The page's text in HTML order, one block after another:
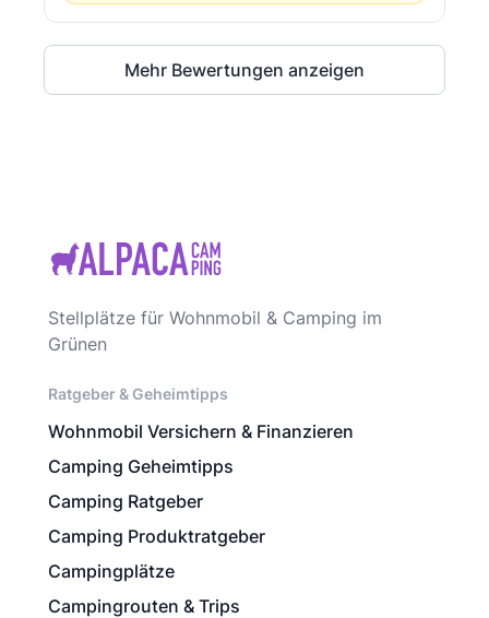
Mehr Bewertungen anzeigen
Stellplätze für Wohnmobil & Camping im
Grünen
Ratgeber & Geheimtipps
Wohnmobil Versichern & Finanzieren
Camping Geheimtipps
Camping Ratgeber
Camping Produktratgeber
Campingplätze
Campingrouten & Trips